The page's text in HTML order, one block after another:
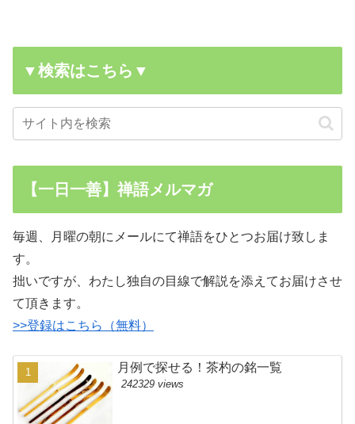
▼検索はこちら▼
【一日一善】禅語メルマガ
毎週、月曜の朝にメールにて禅語をひとつお届け致しま
す。
拙いですが、わたし独自の目線で解説を添えてお届けさせ
て頂きます。
>>登録はこちら（無料）
月例で探せる！茶杓の銘一覧
242329 views